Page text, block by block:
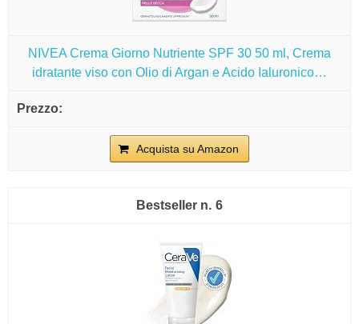
NIVEA Crema Giorno Nutriente SPF 30 50 ml, Crema
idratante viso con Olio di Argan e Acido Ialuronico…
Acquista su Amazon
6